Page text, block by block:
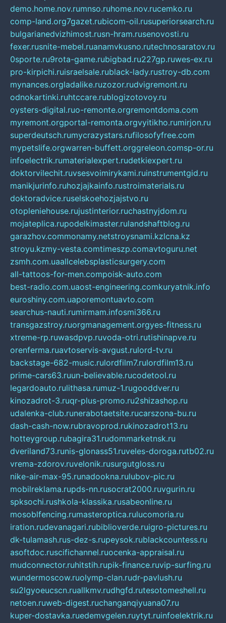
demo.home.nov.rumnso.ruhome.nov.rucemko.ru
comp-land.org7gazet.rubicom-oil.rusuperiorsearch.ru
bulgarianedvizhimost.rusn-hram.rusenovosti.ru
fexer.rusnite-mebel.ruanamvkusno.rutechnosaratov.ru
0sporte.ru9rota-game.rubigbad.ru227gp.ruwes-ex.ru
pro-kirpichi.ruisraelsale.rublack-lady.rustroy-db.com
mynances.orgladalike.ruzozor.rudvigremont.ru
odnokartinki.ruhtccare.rublogizotovoy.ru
oysters-digital.ruo-remonte.orgremontdoma.com
myremont.orgportal-remonta.orgvyitikho.rumirjon.ru
superdeutsch.rumycrazystars.rufilosofyfree.com
mypetslife.orgwarren-buffett.orggreleon.comsp-or.ru
infoelectrik.rumaterialexpert.rudetkiexpert.ru
doktorvilechit.ruvsesvoimirykami.ruinstrumentgid.ru
manikjurinfo.ruhozjajkainfo.rustroimaterials.ru
doktoradvice.ruselskoehozjajstvo.ru
otopleniehouse.rujustinterior.ruchastnyjdom.ru
mojateplica.rupodelkimaster.rulandshaftblog.ru
garazhov.commonamy.netstroysnami.kzlcna.kz
stroyu.kzmy-vesta.comtimeszp.comavtoguru.net
zsmh.com.uaallcelebsplasticsurgery.com
all-tattoos-for-men.compoisk-auto.com
best-radio.com.uaost-engineering.comkuryatnik.info
euroshiny.com.uaporemontuavto.com
searchus-nauti.rumirmam.infosmi366.ru
transgazstroy.ruorgmanagement.orgyes-fitness.ru
xtreme-rp.ruwasdpvp.ruvoda-otri.rutishinapve.ru
orenferma.ruavtoservis-avgust.rulord-tv.ru
backstage-682-music.rulordfilm7.rulordfilm13.ru
prime-cars63.ruun-believable.rucodetool.ru
legardoauto.rulithasa.rumuz-1.rugooddver.ru
kinozadrot-3.ruqr-plus-promo.ru2shizashop.ru
udalenka-club.runerabotaetsite.rucarszona-bu.ru
dash-cash-now.rubravoprod.rukinozadrot13.ru
hotteygroup.rubagira31.rudommarketnsk.ru
dveriland73.runis-glonass51.ruveles-doroga.rutb02.ru
vrema-zdorov.ruvelonik.rusurgutgloss.ru
nike-air-max-95.runadookna.rulubov-pic.ru
mobilreklama.rupds-nn.rusocrat2000.ruvgurin.ru
spksochi.rushkola-klassika.rusabeonline.ru
mosoblfencing.rumasteroptica.rulucomoria.ru
iration.rudevanagari.rubiblioverde.ruigro-pictures.ru
dk-tulamash.rus-dez-s.rupeysok.rublackcountess.ru
asoftdoc.ruscifichannel.ruocenka-appraisal.ru
mudconnector.ruhitstih.rupik-finance.ruvip-surfing.ru
wundermoscow.ruolymp-clan.rudr-pavlush.ru
su2lgyoeucscn.ruallkmv.rudhgfd.rutesotomeshell.ru
netoen.ruweb-digest.ruchanganqiyuana07.ru
kuper-dostavka.ruedemvgelen.ruytyt.ruinfoelektrik.ru